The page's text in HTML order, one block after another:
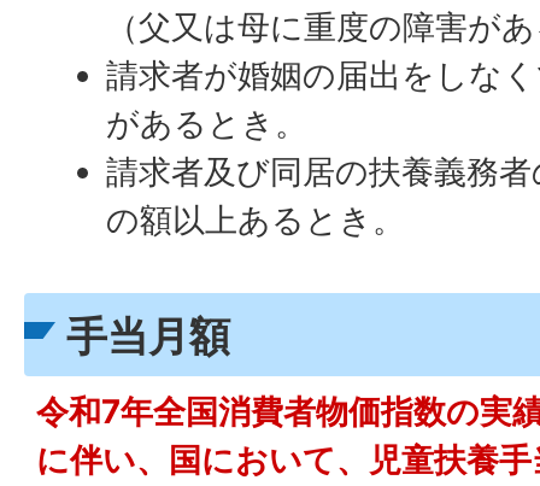
（父又は母に重度の障害が
請求者が婚姻の届出をしな
があるとき。
請求者及び同居の扶養義務
の額以上あるとき。
手当月額
令和7年全国消費者物価指数の実
に伴い、国において、児童扶養